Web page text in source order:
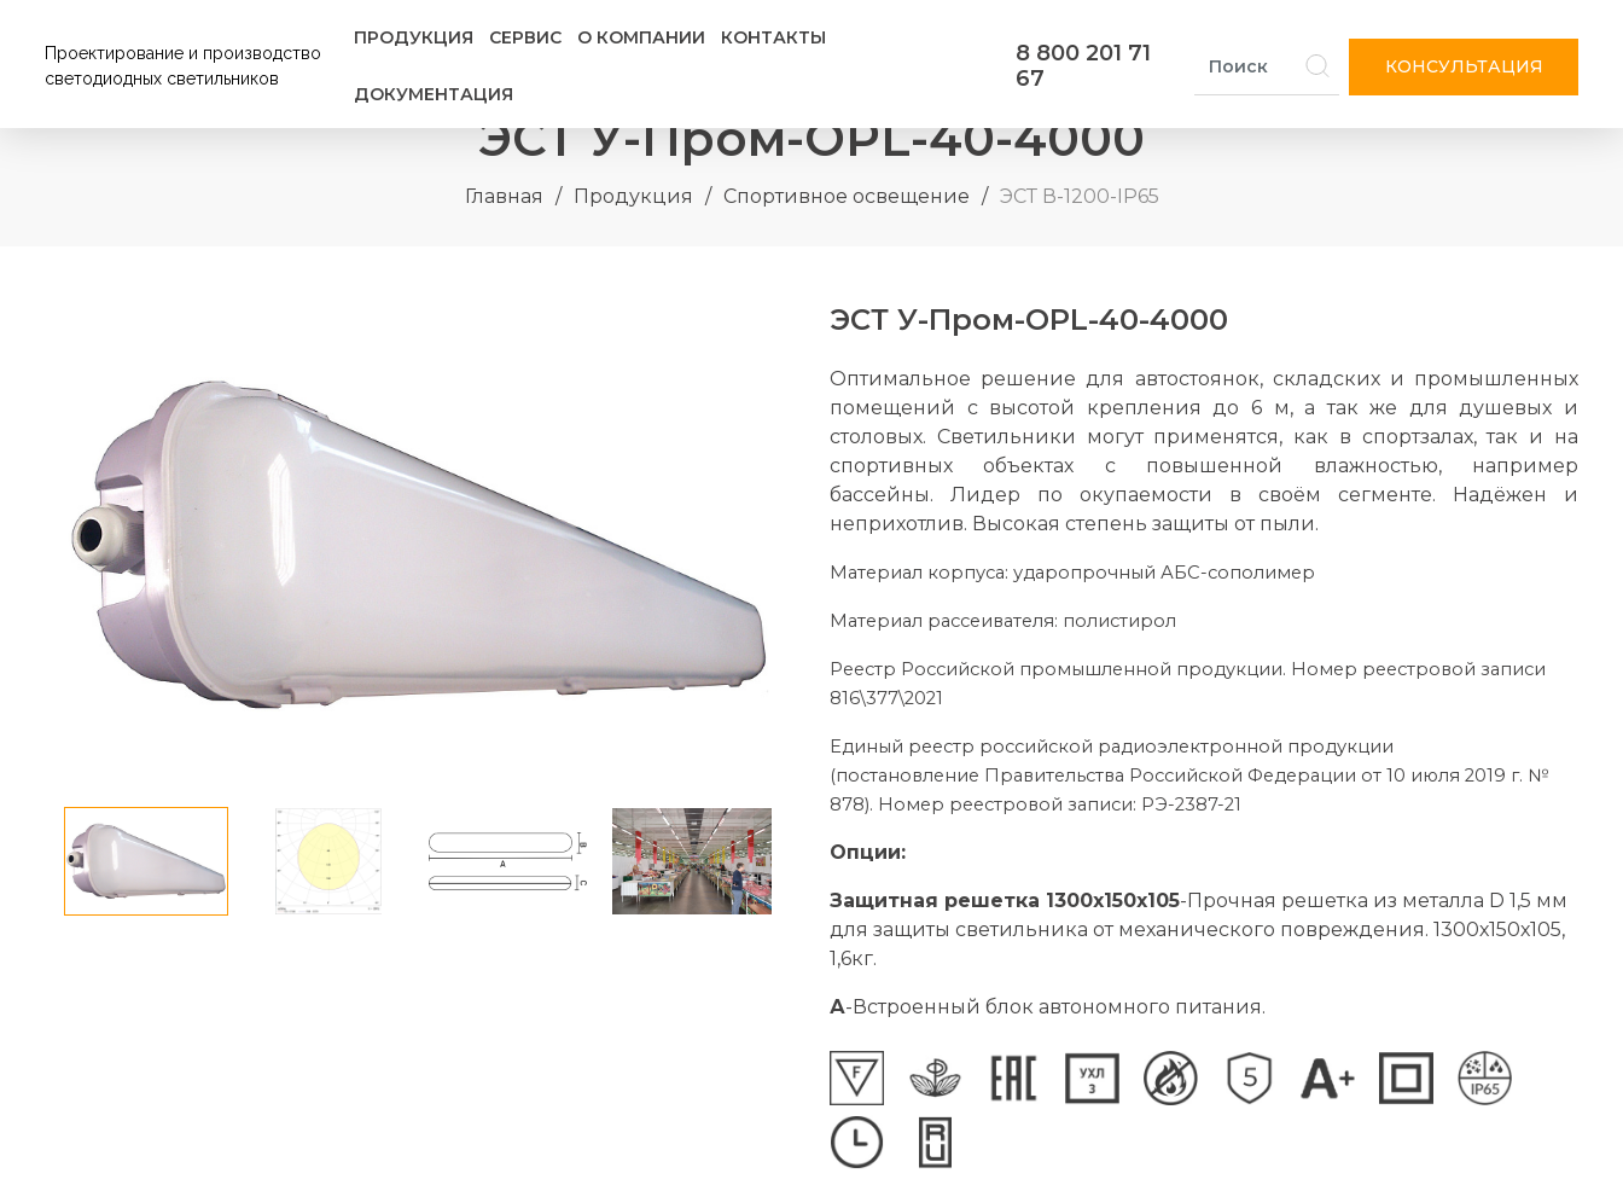
Проектирование и производство
светодиодных светильников
ПРОДУКЦИЯ СЕРВИС О КОМПАНИИ КОНТАКТЫ
ДОКУМЕНТАЦИЯ
8 800 201 71
67
КОНСУЛЬТАЦИЯ
ЭСТ У-Пром-OPL-40-4000
Главная / Продукция / Спортивное освещение / ЭСТ В-1200-IP65
ЭСТ У-Пром-OPL-40-4000
Оптимальное решение для автостоянок, складских и промышленных
помещений с высотой крепления до 6 м, а так же для душевых и
столовых. Светильники могут применятся, как в спортзалах, так и на
спортивных объектах с повышенной влажностью, например
бассейны. Лидер по окупаемости в своём сегменте. Надёжен и
неприхотлив. Высокая степень защиты от пыли.
Материал корпуса: ударопрочный АБС-сополимер
Материал рассеивателя: полистирол
Реестр Российской промышленной продукции. Номер реестровой записи
816\377\2021
Единый реестр российской радиоэлектронной продукции
(постановление Правительства Российской Федерации от 10 июля 2019 г. №
878). Номер реестровой записи: РЭ-2387-21
Опции:
Защитная решетка 1300х150х105-Прочная решетка из металла D 1,5 мм
для защиты светильника от механического повреждения. 1300х150х105,
1,6кг.
А-Встроенный блок автономного питания.